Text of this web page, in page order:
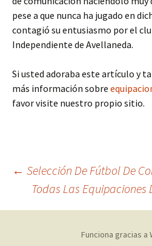
pese a que nunca ha jugado en
contagió su entusiasmo por el
Independiente de Avellaneda.
Si usted adoraba este artículo y
más información sobre
favor visite nuestro propio sitio.
de
← Selección De Fútbol De
Todas Las Equipaciones
Funciona gracias a